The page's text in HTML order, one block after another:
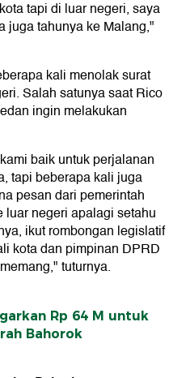
tapi di luar negeri, saya
juga tahunya ke Malang,"
kali menolak surat
Salah satunya saat Rico
ingin melakukan
baik untuk perjalanan
tapi beberapa kali juga
pesan dari pemerintah
negeri apalagi setahu
ikut rombongan legislatif
kota dan pimpinan DPRD
tuturnya.
Rp 64 M untuk
Bahorok